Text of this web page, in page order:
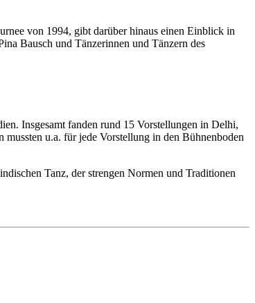
von 1994, gibt darüber hinaus einen Einblick in
Bausch und Tänzerinnen und Tänzern des
Insgesamt fanden rund 15 Vorstellungen in Delhi,
u.a. für jede Vorstellung in den Bühnenboden
Tanz, der strengen Normen und Traditionen